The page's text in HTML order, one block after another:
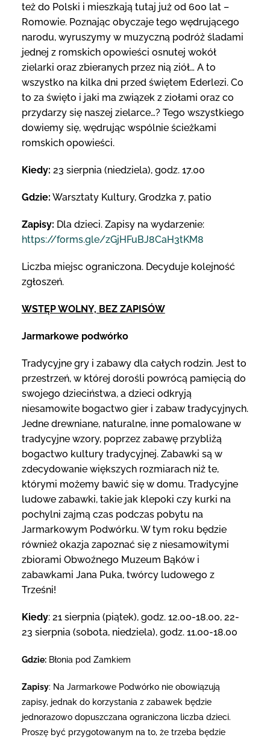
też do Polski i mieszkają tutaj już od 600 lat –
Romowie. Poznając obyczaje tego wędrującego
narodu, wyruszymy w muzyczną podróż śladami
jednej z romskich opowieści osnutej wokół
zielarki oraz zbieranych przez nią ziół… A to
wszystko na kilka dni przed świętem Ederlezi. Co
to za święto i jaki ma związek z ziołami oraz co
przydarzy się naszej zielarce…? Tego wszystkiego
dowiemy się, wędrując wspólnie ścieżkami
romskich opowieści.
Kiedy: 23 sierpnia (niedziela), godz. 17.00
Gdzie: Warsztaty Kultury, Grodzka 7, patio
Zapisy: Dla dzieci. Zapisy na wydarzenie:
https://forms.gle/zGjHFuBJ8CaH3tKM8
Liczba miejsc ograniczona. Decyduje kolejność
zgłoszeń.
WSTĘP WOLNY, BEZ ZAPISÓW
Jarmarkowe podwórko
Tradycyjne gry i zabawy dla całych rodzin. Jest to
przestrzeń, w której dorośli powrócą pamięcią do
swojego dzieciństwa, a dzieci odkryją
niesamowite bogactwo gier i zabaw tradycyjnych.
Jedne drewniane, naturalne, inne pomalowane w
tradycyjne wzory, poprzez zabawę przybliżą
bogactwo kultury tradycyjnej. Zabawki są w
zdecydowanie większych rozmiarach niż te,
którymi możemy bawić się w domu. Tradycyjne
ludowe zabawki, takie jak klepoki czy kurki na
pochylni zajmą czas podczas pobytu na
Jarmarkowym Podwórku. W tym roku będzie
również okazja zapoznać się z niesamowitymi
zbiorami Obwoźnego Muzeum Bąków i
zabawkami Jana Puka, twórcy ludowego z
Trześni!
Kiedy: 21 sierpnia (piątek), godz. 12.00-18.00, 22-
23 sierpnia (sobota, niedziela), godz. 11.00-18.00
Gdzie:Błonia pod Zamkiem
Zapisy: Na Jarmarkowe Podwórko nie obowiązują
zapisy, jednak do korzystania z zabawek będzie
jednorazowo dopuszczana ograniczona liczba dzieci.
Proszę być przygotowanym na to, że trzeba będzie